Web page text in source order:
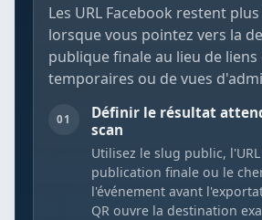
Les URL Facebook restent
lorsque vous pointez vers la
publique finale au lieu de
temporaires ou de vues
01
Définir le résultat
scan
Utilisez le slug public,
publication finale ou le
l'événement avant
QR ouvre la destination